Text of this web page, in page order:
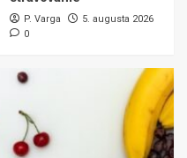
P. Varga
5. augusta 2026
0